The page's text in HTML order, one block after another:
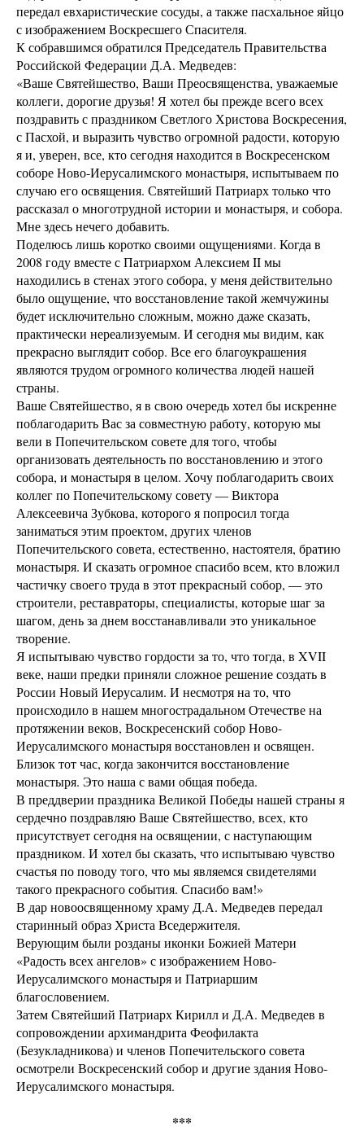
передал евхаристические сосуды, а также пасхальное яйцо
с изображением Воскресшего Спасителя.
К собравшимся обратился Председатель Правительства
Российской Федерации Д.А. Медведев:
«Ваше Святейшество, Ваши Преосвященства, уважаемые
коллеги, дорогие друзья! Я хотел бы прежде всего всех
поздравить с праздником Светлого Христова Воскресения,
с Пасхой, и выразить чувство огромной радости, которую
я и, уверен, все, кто сегодня находится в Воскресенском
соборе Ново-Иерусалимского монастыря, испытываем по
случаю его освящения. Святейший Патриарх только что
рассказал о многотрудной истории и монастыря, и собора.
Мне здесь нечего добавить.
Поделюсь лишь коротко своими ощущениями. Когда в
2008 году вместе с Патриархом Алексием II мы
находились в стенах этого собора, у меня действительно
было ощущение, что восстановление такой жемчужины
будет исключительно сложным, можно даже сказать,
практически нереализуемым. И сегодня мы видим, как
прекрасно выглядит собор. Все его благоукрашения
являются трудом огромного количества людей нашей
страны.
Ваше Святейшество, я в свою очередь хотел бы искренне
поблагодарить Вас за совместную работу, которую мы
вели в Попечительском совете для того, чтобы
организовать деятельность по восстановлению и этого
собора, и монастыря в целом. Хочу поблагодарить своих
коллег по Попечительскому совету ― Виктора
Алексеевича Зубкова, которого я попросил тогда
заниматься этим проектом, других членов
Попечительского совета, естественно, настоятеля, братию
монастыря. И сказать огромное спасибо всем, кто вложил
частичку своего труда в этот прекрасный собор, ― это
строители, реставраторы, специалисты, которые шаг за
шагом, день за днем восстанавливали это уникальное
творение.
Я испытываю чувство гордости за то, что тогда, в XVII
веке, наши предки приняли сложное решение создать в
России Новый Иерусалим. И несмотря на то, что
происходило в нашем многострадальном Отечестве на
протяжении веков, Воскресенский собор Ново-
Иерусалимского монастыря восстановлен и освящен.
Близок тот час, когда закончится восстановление
монастыря. Это наша с вами общая победа.
В преддверии праздника Великой Победы нашей страны я
сердечно поздравляю Ваше Святейшество, всех, кто
присутствует сегодня на освящении, с наступающим
праздником. И хотел бы сказать, что испытываю чувство
счастья по поводу того, что мы являемся свидетелями
такого прекрасного события. Спасибо вам!»
В дар новоосвященному храму Д.А. Медведев передал
старинный образ Христа Вседержителя.
Верующим были розданы иконки Божией Матери
«Радость всех ангелов» с изображением Ново-
Иерусалимского монастыря и Патриаршим
благословением.
Затем Святейший Патриарх Кирилл и Д.А. Медведев в
сопровождении архимандрита Феофилакта
(Безукладникова) и членов Попечительского совета
осмотрели Воскресенский собор и другие здания Ново-
Иерусалимского монастыря.
***